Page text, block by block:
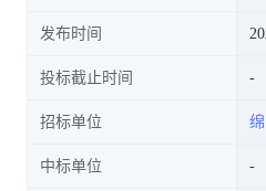
次拍卖)的
发布时间
投标截止时间
招标单位
中标单位